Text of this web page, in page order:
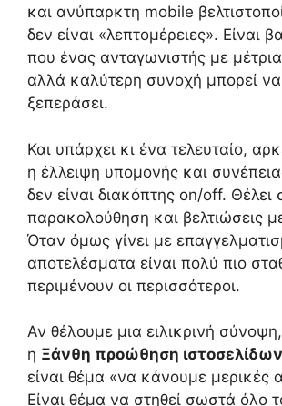
και ανύπαρκτη mobile
δεν είναι «λεπτομέρειες». Είναι
που ένας ανταγωνιστής με μέτρια
αλλά καλύτερη συνοχή μπορεί
ξεπεράσει.
Και υπάρχει κι ένα τελευταίο,
η έλλειψη υπομονής και
δεν είναι διακόπτης on/off.
παρακολούθηση και βελτιώσεις
Όταν όμως γίνει με
αποτελέσματα είναι πολύ πιο
περιμένουν οι περισσότεροι.
Αν θέλουμε μια ειλικρινή
η Ξάνθη προώθηση ιστοσελίδων
είναι θέμα «να κάνουμε μερικές
Είναι θέμα να στηθεί σωστά όλο